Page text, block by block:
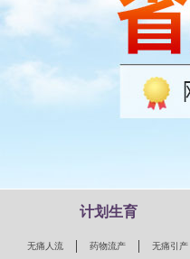
计划生育
无痛人流 药物流产 无痛引产